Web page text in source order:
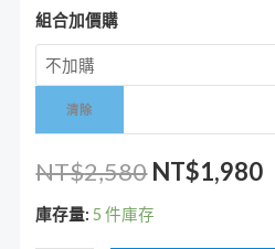
組合加價購
清除
NT$2,580 NT$1,980
庫存量: 5 件庫存